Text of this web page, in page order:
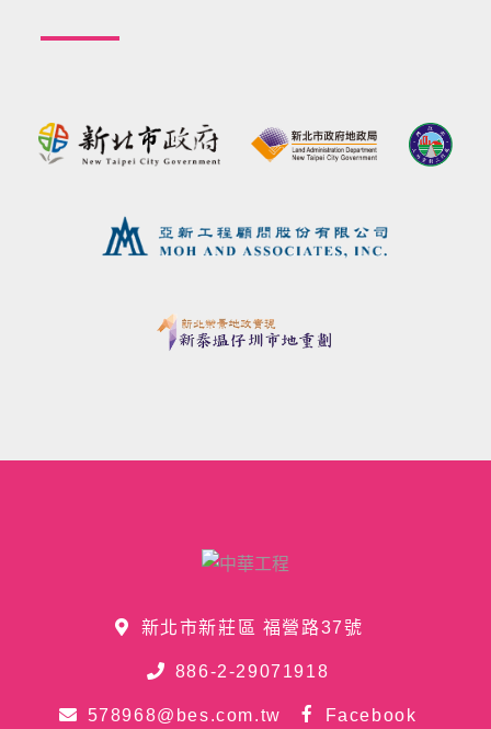
新北市新莊區 福營路37號
886-2-29071918
578968@bes.com.tw Facebook